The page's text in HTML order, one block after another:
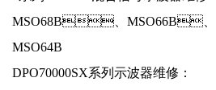
MSO68B、MSO66B、
MSO64B
DPO70000SX系列示波器维修：